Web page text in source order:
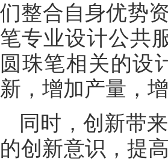
们整合自身优势
笔专业设计公共
圆珠笔相关的设
新，增加产量，
同时，创新带
的创新意识，提